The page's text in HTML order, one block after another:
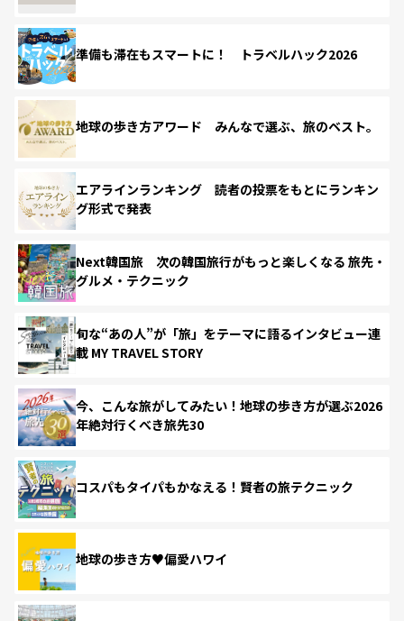
準備も滞在もスマートに！ トラベルハック2026
地球の歩き方アワード みんなで選ぶ、旅のベスト。
エアラインランキング 読者の投票をもとにランキン
グ形式で発表
Next韓国旅 次の韓国旅行がもっと楽しくなる 旅先・
グルメ・テクニック
旬な“あの人”が「旅」をテーマに語るインタビュー連
載 MY TRAVEL STORY
今、こんな旅がしてみたい！地球の歩き方が選ぶ2026
年絶対行くべき旅先30
コスパもタイパもかなえる！賢者の旅テクニック
地球の歩き方♥偏愛ハワイ